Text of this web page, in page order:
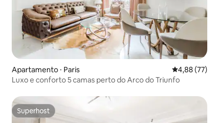
Apartamento ⋅ Paris 4,88 de uma
4,88 (77)
Luxo e conforto 5 camas perto do Arco do Triunfo
Superhost
Superhost